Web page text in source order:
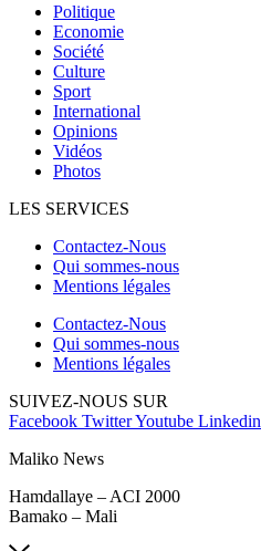
Politique
Economie
Société
Culture
Sport
International
Opinions
Vidéos
Photos
LES SERVICES
Contactez-Nous
Qui sommes-nous
Mentions légales
Contactez-Nous
Qui sommes-nous
Mentions légales
SUIVEZ-NOUS SUR
Facebook TwitterYoutube Linkedin
Maliko News
Hamdallaye – ACI 2000
Bamako – Mali